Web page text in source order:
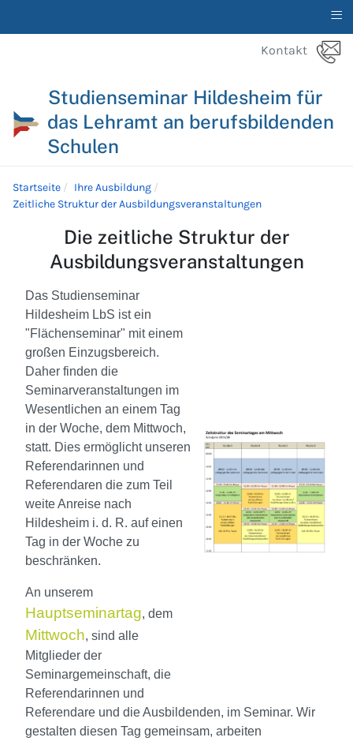
Kontakt
Studienseminar Hildesheim für
das Lehramt an berufsbildenden
Schulen
Startseite
Ihre Ausbildung
Zeitliche Struktur der Ausbildungsveranstaltungen
Die zeitliche Struktur der
Ausbildungsveranstaltungen
Das Studienseminar
Hildesheim LbS ist ein
"Flächenseminar" mit einem
großen Einzugsbereich.
Daher finden die
Seminarveranstaltungen im
Wesentlichen an einem Tag
in der Woche, dem Mittwoch,
statt. Dies ermöglicht unseren
Referendarinnen und
Referendaren die zum Teil
weite Anreise nach
Hildesheim i. d. R. auf einen
Tag in der Woche zu
beschränken.
An unserem
Hauptseminartag, dem
Mittwoch, sind alle
Mitglieder der
Seminargemeinschaft, die
Referendarinnen und
Referendare und die Ausbildenden, im Seminar. Wir
gestalten diesen Tag gemeinsam, arbeiten
≡